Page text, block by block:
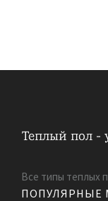
Все типы теплых
ПОПУЛЯРНЫЕ